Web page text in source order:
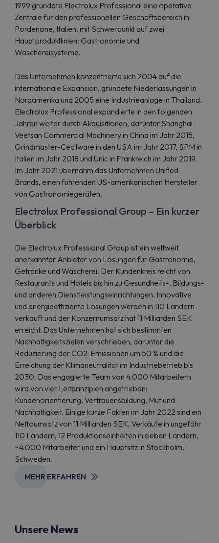
1999 gründete Electrolux Professional eine operative
Zentrale für den professionellen Geschäftsbereich in
Pordenone, Italien, mit Schwerpunkt auf zwei
Hauptproduktlinien: Gastronomie und
Wäschereisysteme.
Das Unternehmen konzentrierte sich 2004 auf die
internationale Expansion, gründete Niederlassungen in
Nordamerika und 2005 eine Industrieanlage in Thailand.
Electrolux Professional expandierte in den folgenden
Jahren weiter durch Akquisitionen, darunter Shanghai
Veetsan Commercial Machinery in China im Jahr 2015,
Grindmaster-Cecilware in den USA im Jahr 2017, SPM in
Italien im Jahr 2018 und Unic in Frankreich im Jahr 2019.
Im Jahr 2021 übernahm das Unternehmen Unified
Brands, einen führenden US-amerikanischen Hersteller
von Gastronomiegeräten.
Electrolux Professional Group – Ein kurzer
Überblick
Die Electrolux Professional Group ist ein weltweit
anerkannter Anbieter von Lösungen für Gastronomie,
Getränke und Wäscherei. Der Kundenkreis reicht von
Restaurants und Hotels bis hin zu Gesundheits-, Bildungs-
und anderen Dienstleistungseinrichtungen. Innovative
und energieeffiziente Lösungen werden in 110 Ländern
verkauft und der Konzernumsatz hat 11 Milliarden SEK
erreicht. Das Unternehmen hat sich bestimmten
Nachhaltigkeitszielen verschrieben, darunter die
Reduzierung der CO2-Emissionen um 50 % und die
Erreichung der Klimaneutralität im Industriebetrieb bis
2030. Das engagierte Team von 4.000 Mitarbeitern
wird von vier Leitprinzipien angetrieben:
Kundenorientierung, Vertrauensbildung, Mut und
Nachhaltigkeit. Einige kurze Fakten im Jahr 2022 sind ein
Nettoumsatz von 11 Milliarden SEK, Verkäufe in ungefähr
110 Ländern, 12 Produktionseinheiten in sieben Ländern,
~4.000 Mitarbeiter und ein Hauptsitz in Stockholm,
Schweden.
MEHR ERFAHREN
UnsereNews